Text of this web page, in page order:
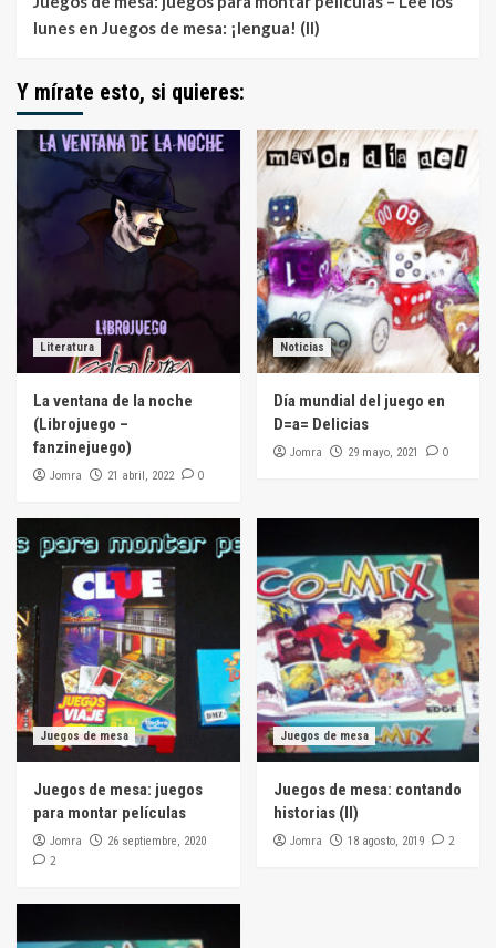
lunes en Juegos de mesa: ¡lengua! (II)
Y mírate esto, si quieres:
Literatura
La ventana de la noche
(Librojuego –
fanzinejuego)
Jomra 21 abril, 2022 0
Noticias
Día mundial del juego en
D=a= Delicias
Jomra 29 mayo, 2021 0
Juegos de mesa
Juegos de mesa: juegos
para montar películas
Jomra 26 septiembre, 2020
2
Juegos de mesa
Juegos de mesa: contando
historias (II)
Jomra 18 agosto, 2019 2